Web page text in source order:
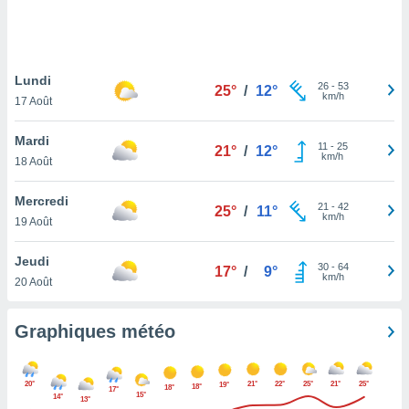
pas
de
à
cas,
que
sur le
et que
ne
Lundi
17 Août
25° / 12° 26- 53
km/h
Mardi
18 Août
21° / 12° 11 - 25
km/h
Mercredi
19 Août
25° / 11° 21 - 42
km/h
Jeudi
20 Août
17° / 9° 30- 64
km/h
Graphiques météo
20°
14°
13°
17°
15°
18° 18° 19° 21° 22° 25° 21° 25°